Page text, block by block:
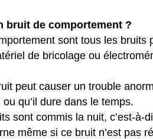
bruit de comportement ?
sont tous les
de bricolage ou
peut causer un trouble
qu’il dure dans le temps.
sont commis la nuit, c’est-à-
même si ce bruit n’est pas